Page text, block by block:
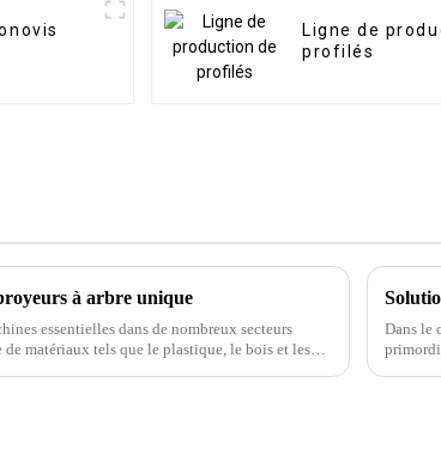
Ligne de
profilés
à arbre unique
essentielles dans de nombreux secteurs
matériaux tels que le plastique, le bois et les
Dans le